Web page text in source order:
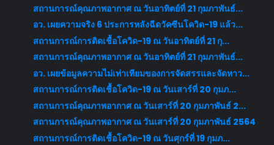
สถานการณ์คุณภาพอากาศ ณ วันอาทิตย์ที่ 21 กุมภาพันธ์...
อว. เผยความจริง 6 ประการหลังฉีดวัคซีนโควิด-19 แล้ว...
สถานการณ์การติดเชื้อโควิด-19 ณ วันอาทิตย์ที่ 21 กุ...
สถานการณ์คุณภาพอากาศ ณ วันอาทิตย์ที่ 21 กุมภาพันธ์...
อว. เผยข้อมูลความไม่เท่าเทียมของการจัดสรรและจัดหาว...
สถานการณ์การติดเชื้อโควิด-19 ณ วันเสาร์ที่ 20 กุมภ...
สถานการณ์คุณภาพอากาศ ณ วันเสาร์ที่ 20 กุมภาพันธ์ 2...
สถานการณ์คุณภาพอากาศ ณ วันเสาร์ที่ 20 กุมภาพันธ์ 2564
สถานการณ์การติดเชื้อโควิด-19 ณ วันศุกร์ที่ 19 กุมภ...